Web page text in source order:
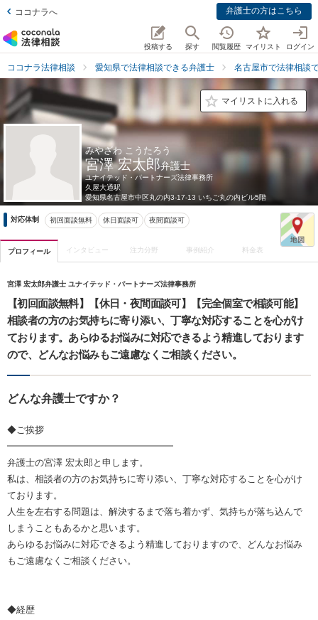
ココナラへ 弁護士の方はこちら
投稿する 探す 閲覧履歴 マイリスト ログイン
ココナラ法律相談 愛知県で法律相談できる弁護士 名古屋市で法律相談
マイリストに入れる
みやざわ こうたろう
宮澤 宏太郎弁護士
ユナイテッド・パートナーズ法律事務所
久屋大通駅
愛知県名古屋市中区丸の内3-17-13 いちご丸の内ビル5階
対応体制 初回面談無料 休日面談可 夜間面談可
プロフィール インタビュー 注力分野 事例紹介 料金表
宮澤 宏太郎弁護士 ユナイテッド・パートナーズ法律事務所
【初回面談無料】【休日・夜間面談可】【完全個室で相談可能】
相談者の方のお気持ちに寄り添い、丁寧な対応することを心がけ
ております。あらゆるお悩みに対応できるよう精進しております
ので、どんなお悩みもご遠慮なくご相談ください。
どんな弁護士ですか？
◆ご挨拶
━━━━━━━━━━━━━━━━━━
弁護士の宮澤 宏太郎と申します。
私は、相談者の方のお気持ちに寄り添い、丁寧な対応することを心がけ
ております。
人生を左右する問題は、解決するまで落ち着かず、気持ちが落ち込んで
しまうこともあるかと思います。
あらゆるお悩みに対応できるよう精進しておりますので、どんなお悩み
もご遠慮なくご相談ください。
◆経歴